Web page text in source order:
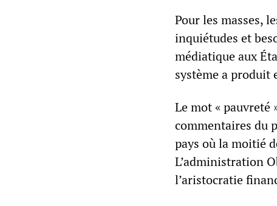
Pour les masses,
inquiétudes et
médiatique aux
système a produit
Le mot « pauvreté
commentaires du
pays où la moitié
L’administration
l’aristocratie